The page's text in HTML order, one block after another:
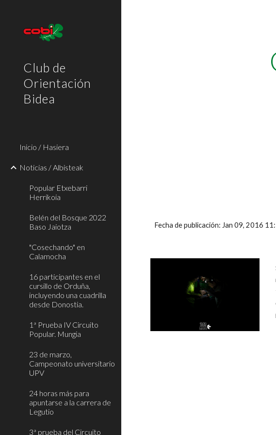
Club de
Orientación
Bidea
Inicio / Hasiera
Noticias / Albisteak
Popular Etxebarri
Herrikoia
Belén del Bosque 2022
Baso Jaiotza
"Cosechando" en
Calamocha
16 participantes en el
cursillo de Orduña,
incluyendo una cuadrilla
desde Donostia.
1ª Prueba IV Circuito
Popular. Mungia
23 de marzo,
Campeonato universitario
UPV
24 horas más para
apuntarse a la carrera de
Legutio
3ª prueba del Circuito
Fecha de publicación: Jan 09, 2016